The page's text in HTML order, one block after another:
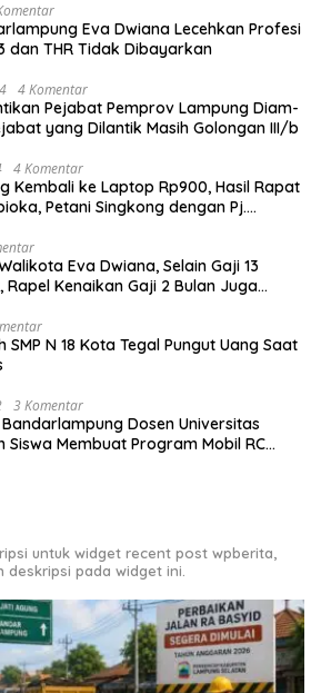
Eva Dwiana Lecehkan Profesi
dan THR Tidak Dibayarkan
4 Komentar
Pejabat Pemprov Lampung Diam-
yang Dilantik Masih Golongan III/b
4 Komentar
Kembali ke Laptop Rp900, Hasil Rapat
Petani Singkong dengan Pj.
Eva Dwiana, Selain Gaji 13
Rapel Kenaikan Gaji 2 Bulan Juga
SMP N 18 Kota Tegal Pungut Uang Saat
3 Komentar
Bandarlampung Dosen Universitas
Siswa Membuat Program Mobil RC
untuk widget recent post wpberita,
deskripsi pada widget ini.